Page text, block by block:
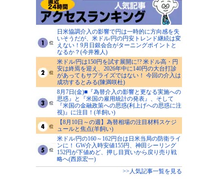
日米協調介入の影響で円は一時的に方向感を失
いそうだが、米ドル/円の円安トレンド継続は変
えない！9月日銀会合がターニングポイントと
なるか？(今井雅人)
米ドル/円は150円を試す展開に!? 米ドル高・円
安は終焉を迎え、2026年中に140円の大台打診
があってもサプライズではない！ 今回の介入は
成功するとみる(陳満咲杜)
8月7日(金)■『為替介入の影響と更なる実施への
思惑』と『米国の雇用統計の発表』、そして
『米国の金融政策への思惑(利上げへの思惑に注
視)』に注目！(羊飼い)
【8月10日～の週】為替相場の注目材料スケジ
ュールと焦点(羊飼い)
米ドル/円の160～162円台は日米当局の防衛ライ
ンに！ GW介入時安値155円、神田シーリング
152円が下値めど、押し目買いから戻り売り戦
略へ(西原宏一)
>>人気記事一覧を見る